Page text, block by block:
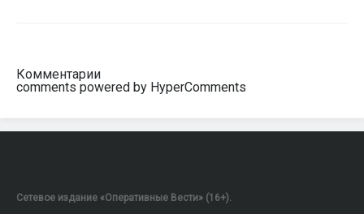
Комментарии
comments powered by HyperComments
Сетевое издание «Оперативные Вести» (16+).